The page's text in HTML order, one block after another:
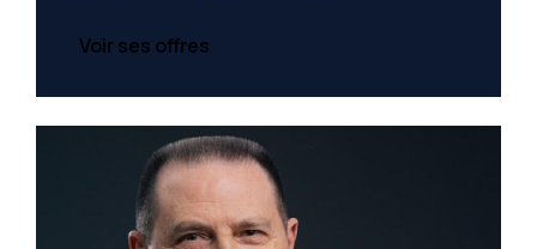
Voir ses offres